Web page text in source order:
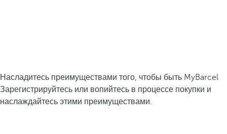
Насладитесь преимуществами того, чтобы быть MyBarcel
Зарегистрируйтесь или вопийтесь в процессе покупки и
наслаждайтесь этими преимуществами.